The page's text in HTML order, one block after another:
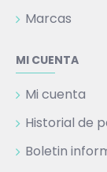
Marcas
MI CUENTA
Mi cuenta
Historial de
Boletin